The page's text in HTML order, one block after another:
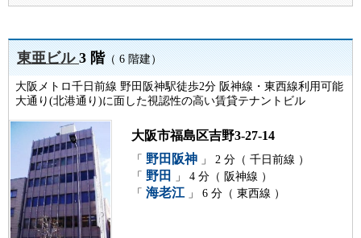
東亜ビル3 階（ 6 階建）
大阪メトロ千日前線 野田阪神駅徒歩2分 阪神線・東西線利用可能
大通り(北港通り)に面した視認性の高い賃貸テナントビル
大阪市福島区吉野3-27-14
「 野田阪神 」 2 分（ 千日前線 ）
「 野田
」 4 分（ 阪神線 ）
「 海老江 」 6 分（ 東西線 ）